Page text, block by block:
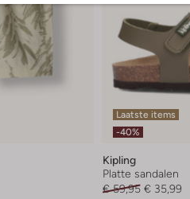
Laatste items
-40%
Kipling
Platte sandalen
€ 59,95 € 35,99